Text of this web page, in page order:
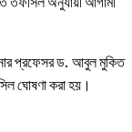
প্রফেসর ড. আবুল মুকিত
ঘোষণা করা হয়।